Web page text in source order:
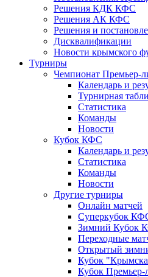
Решения КДК КФС
Решения АК КФС
Решения и
Дисквалификации
Новости крымского
Турниры
Чемпионат Премьер-
Календарь и
Турнирная
Статистика
Команды
Новости
Кубок КФС
Календарь и
Статистика
Команды
Новости
Другие турниры
Онлайн матчей
Суперкубок
Зимний Кубок
Переходные
Открытый
Кубок
Кубок